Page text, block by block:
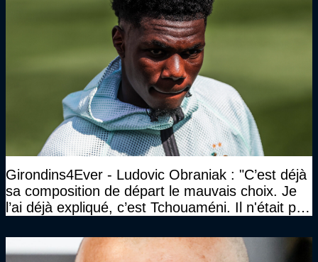
Girondins4Ever - Ludovic Obraniak : "C’est déjà
sa composition de départ le mauvais choix. Je
l’ai déjà expliqué, c’est Tchouaméni. Il n'était pas